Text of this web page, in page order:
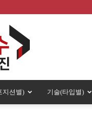
지션별) 기술(타입별)